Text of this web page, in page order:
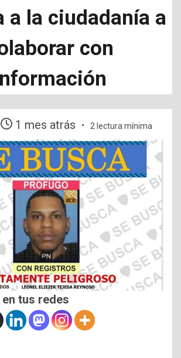
a la ciudadanía a
con
1 mes atrás 2 lectura mínima
tus redes